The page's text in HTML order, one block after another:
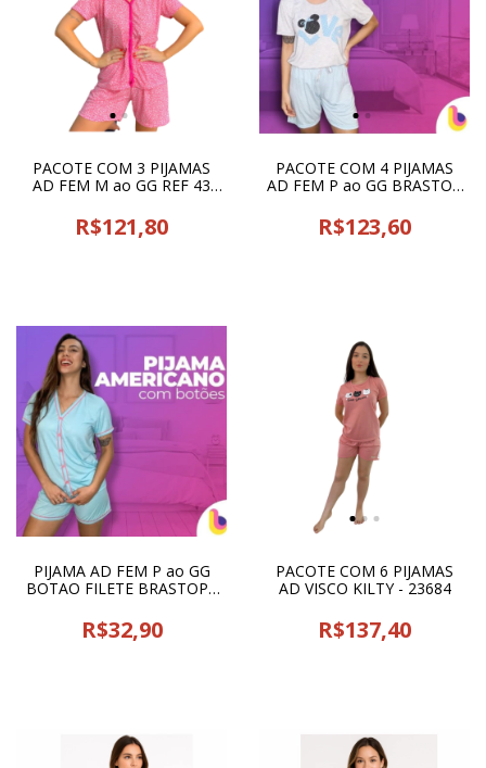
PACOTE COM 3 PIJAMAS
AD FEM M ao GG REF 43
R$121,80
PACOTE COM 4 PIJAMAS
AD FEM P ao GG BRASTOP
R$123,60
PIJAMA AD FEM P ao GG
BOTAO FILETE BRASTOP -
R$32,90
PACOTE COM 6 PIJAMAS
AD VISCO KILTY - 23684
R$137,40